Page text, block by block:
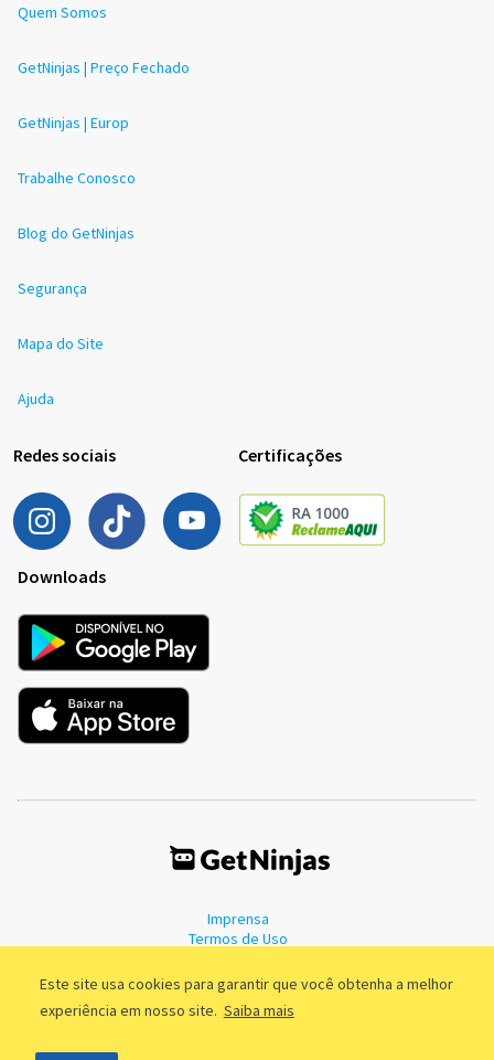
Este site usa cookies para garantir que você obtenha a melhor
experiência em nosso site. Saiba mais
Quem Somos
GetNinjas | Preço Fechado
GetNinjas | Europ
Trabalhe Conosco
Blog do GetNinjas
Segurança
Mapa do Site
Ajuda
Redes sociais Certificações
Downloads
Imprensa
Termos de Uso
©2011 - 2026, GetNinjas LTDA. CNPJ 55.744.877/0001-89 - Rua Dr.